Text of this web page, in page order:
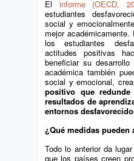
El informe (OECD,
estudiantes
social y
mejor
los estudiantes
actitudes positivas
beneficiar su
académica también
social y emocional,
positivo que
resultados de
entornos
¿Qué medidas pueden
Todo lo anterior da
que los países creen